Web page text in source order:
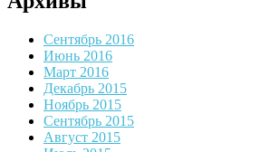
Сентябрь 2016
Июнь 2016
Март 2016
Декабрь 2015
Ноябрь 2015
Сентябрь 2015
Август 2015